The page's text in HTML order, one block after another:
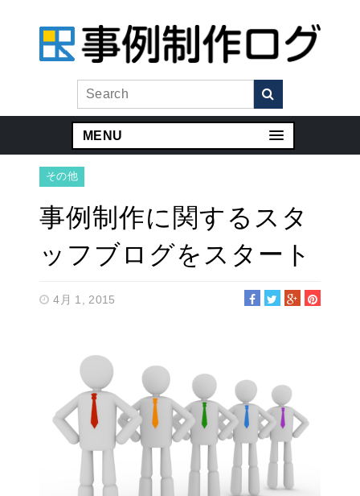
MENU
その他
事例制作に関するスタ
ッフブログをスタート
4月 1, 2015